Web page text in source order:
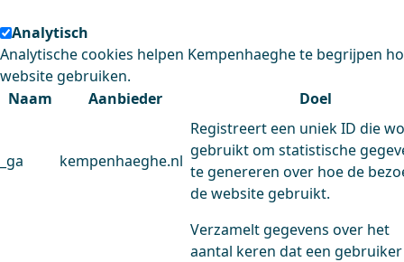
Analytisch
Analytische cookies helpen Kempenhaeghe te begrijpen
website gebruiken.
Naam
Aanbieder Doel
_ga kempenhaeghe.nl
Registreert een uniek ID die
gebruikt om statistische
te genereren over hoe de
de website gebruikt.
Verzamelt gegevens over het
aantal keren dat een